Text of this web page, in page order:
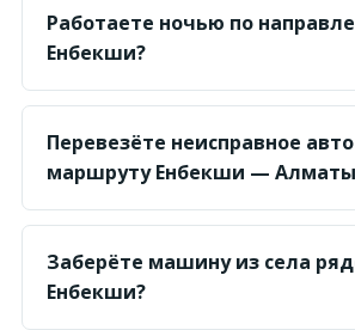
стороны от 450 ₸/км — ориентир
Точную фикс-цену по маршруту
Работаете ночью по
Енбекши?
Да, круглосуточно. Ориентир
часа; ночью дорога свободнее,
доезжаем быстрее.
Перевезёте неисправное
маршруту Енбекши —
Да, грузим на платформу
хода и с заблокированными
доставим без проблем.
Заберёте машину из села
Енбекши?